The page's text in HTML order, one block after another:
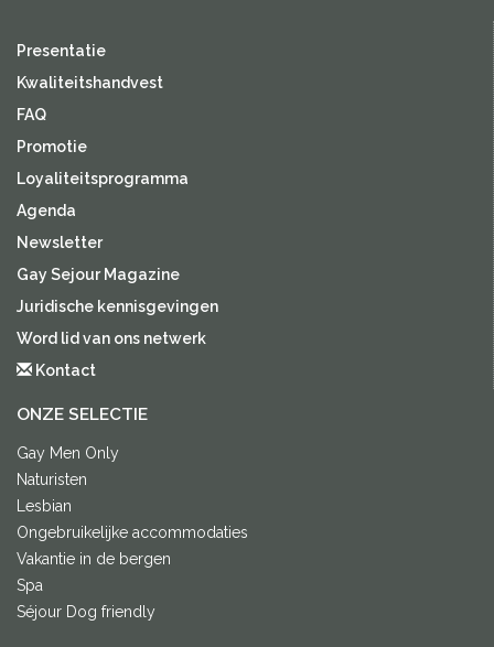
Presentatie
Kwaliteitshandvest
FAQ
Promotie
Loyaliteitsprogramma
Agenda
Newsletter
Gay Sejour Magazine
Juridische kennisgevingen
Word lid van ons netwerk
Kontact
ONZE SELECTIE
Gay Men Only
Naturisten
Lesbian
Ongebruikelijke accommodaties
Vakantie in de bergen
Spa
Séjour Dog friendly